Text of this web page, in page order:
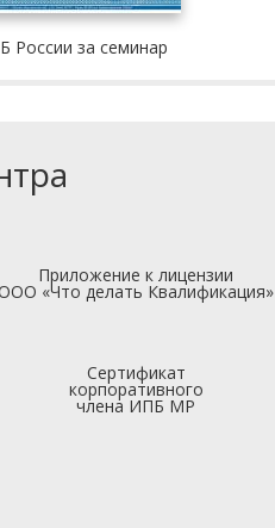
России за семинар
Приложение к лицензии
«Что делать Квалификация»
Сертификат
корпоративного
члена ИПБ МР